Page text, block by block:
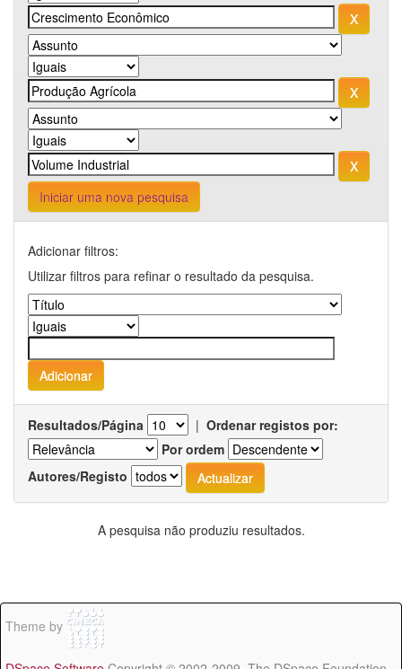
Iniciar uma nova pesquisa
Adicionar filtros:
Utilizar filtros para refinar o resultado da pesquisa.
Resultados/Página | Ordenar registos por:
Por ordem
Autores/Registo
A pesquisa não produziu resultados.
Theme by